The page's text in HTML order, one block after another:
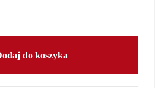
do koszyka